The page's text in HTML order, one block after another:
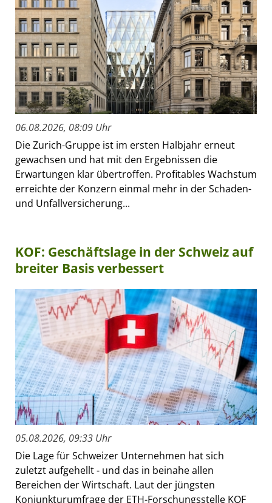
06.08.2026, 08:09 Uhr
Die Zurich-Gruppe ist im ersten Halbjahr erneut
gewachsen und hat mit den Ergebnissen die
Erwartungen klar übertroffen. Profitables Wachstum
erreichte der Konzern einmal mehr in der Schaden-
und Unfallversicherung...
KOF: Geschäftslage in der Schweiz auf
breiter Basis verbessert
05.08.2026, 09:33 Uhr
Die Lage für Schweizer Unternehmen hat sich
zuletzt aufgehellt - und das in beinahe allen
Bereichen der Wirtschaft. Laut der jüngsten
Konjunkturumfrage der ETH-Forschungsstelle KOF